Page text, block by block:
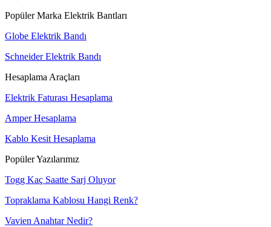
Popüler Marka Elektrik Bantları
Globe Elektrik Bandı
Schneider Elektrik Bandı
Hesaplama Araçları
Elektrik Faturası Hesaplama
Amper Hesaplama
Kablo Kesit Hesaplama
Popüler Yazılarımız
Togg Kaç Saatte Sarj Oluyor
Topraklama Kablosu Hangi Renk?
Vavien Anahtar Nedir?